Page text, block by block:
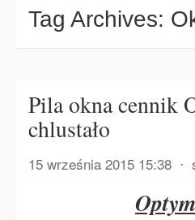
Tag Archives:
Pila okna cennik
chlustało
15 września 2015 15:38 ⋅